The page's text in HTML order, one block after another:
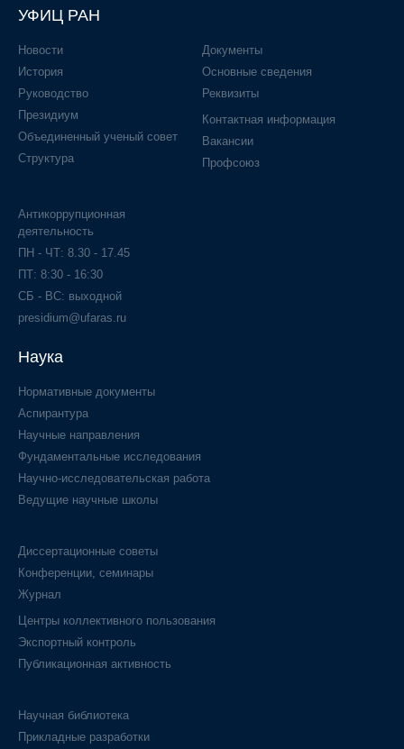
УФИЦ РАН
Новости
История
Руководство
Президиум
Объединенный ученый совет
Структура
Документы
Основные сведения
Реквизиты
Контактная информация
Вакансии
Профсоюз
Антикоррупционная
деятельность
ПН - ЧТ: 8.30 - 17.45
ПТ: 8:30 - 16:30
СБ - ВС: выходной
presidium@ufaras.ru
Наука
Нормативные документы
Аспирантура
Научные направления
Фундаментальные исследования
Научно-исследовательская работа
Ведущие научные школы
Диссертационные советы
Конференции, семинары
Журнал
Центры коллективного пользования
Экспортный контроль
Публикационная активность
Научная библиотека
Прикладные разработки